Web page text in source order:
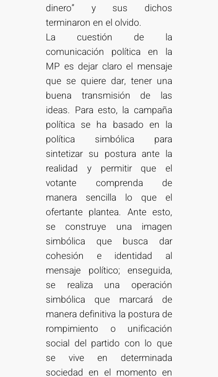
dinero” y sus dichos
terminaron en el olvido.
La cuestión de la
comunicación política en la
MP es dejar claro el mensaje
que se quiere dar, tener una
buena transmisión de las
ideas. Para esto, la campaña
política se ha basado en la
política simbólica para
sintetizar su postura ante la
realidad y permitir que el
votante comprenda de
manera sencilla lo que el
ofertante plantea. Ante esto,
se construye una imagen
simbólica que busca dar
cohesión e identidad al
mensaje político; enseguida,
se realiza una operación
simbólica que marcará de
manera definitiva la postura de
rompimiento o unificación
social del partido con lo que
se vive en determinada
sociedad en el momento en